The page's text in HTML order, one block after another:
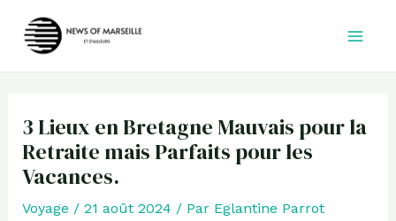
3 Lieux en Bretagne Mauvais pour la
Retraite mais Parfaits pour les
Vacances.
Voyage / 21 août 2024 / Par Eglantine Parrot